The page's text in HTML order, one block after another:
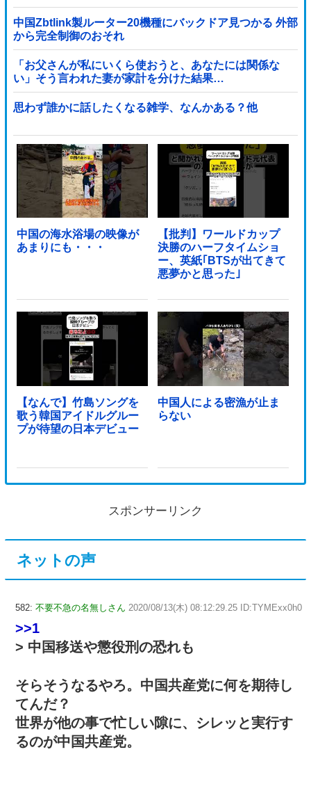
中国Zbtlink製ルーター20機種にバックドア見つかる 外部
から完全制御のおそれ
「お父さんが私にいくら使おうと、あなたには関係な
い」そう言われた妻が家計を分けた結果…
思わず誰かに話したくなる雑学、なんかある？他
中国の海水浴場の映像が
あまりにも・・・
【批判】ワールドカップ
決勝のハーフタイムショ
ー、英紙｢BTSが出てきて
悪夢かと思った｣
【なんで】竹島ソングを
歌う韓国アイドルグルー
プが待望の日本デビュー
中国人による密漁が止ま
らない
スポンサーリンク
ネットの声
582: 不要不急の名無しさん 2020/08/13(木) 08:12:29.25 ID:TYMExx0h0
>>1
> 中国移送や懲役刑の恐れも
そらそうなるやろ。中国共産党に何を期待し
てんだ？
世界が他の事で忙しい隙に、シレッと実行す
るのが中国共産党。